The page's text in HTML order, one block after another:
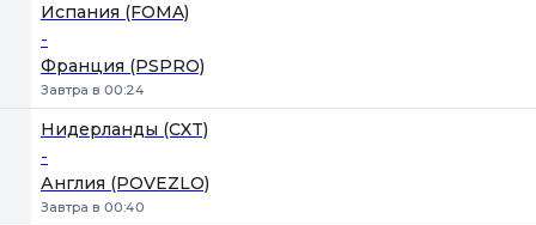
Испания (FOMA)
-
Франция (PSPRO)
Завтра в 00:24
Нидерланды (CXT)
-
Англия (POVEZLO)
Завтра в 00:40